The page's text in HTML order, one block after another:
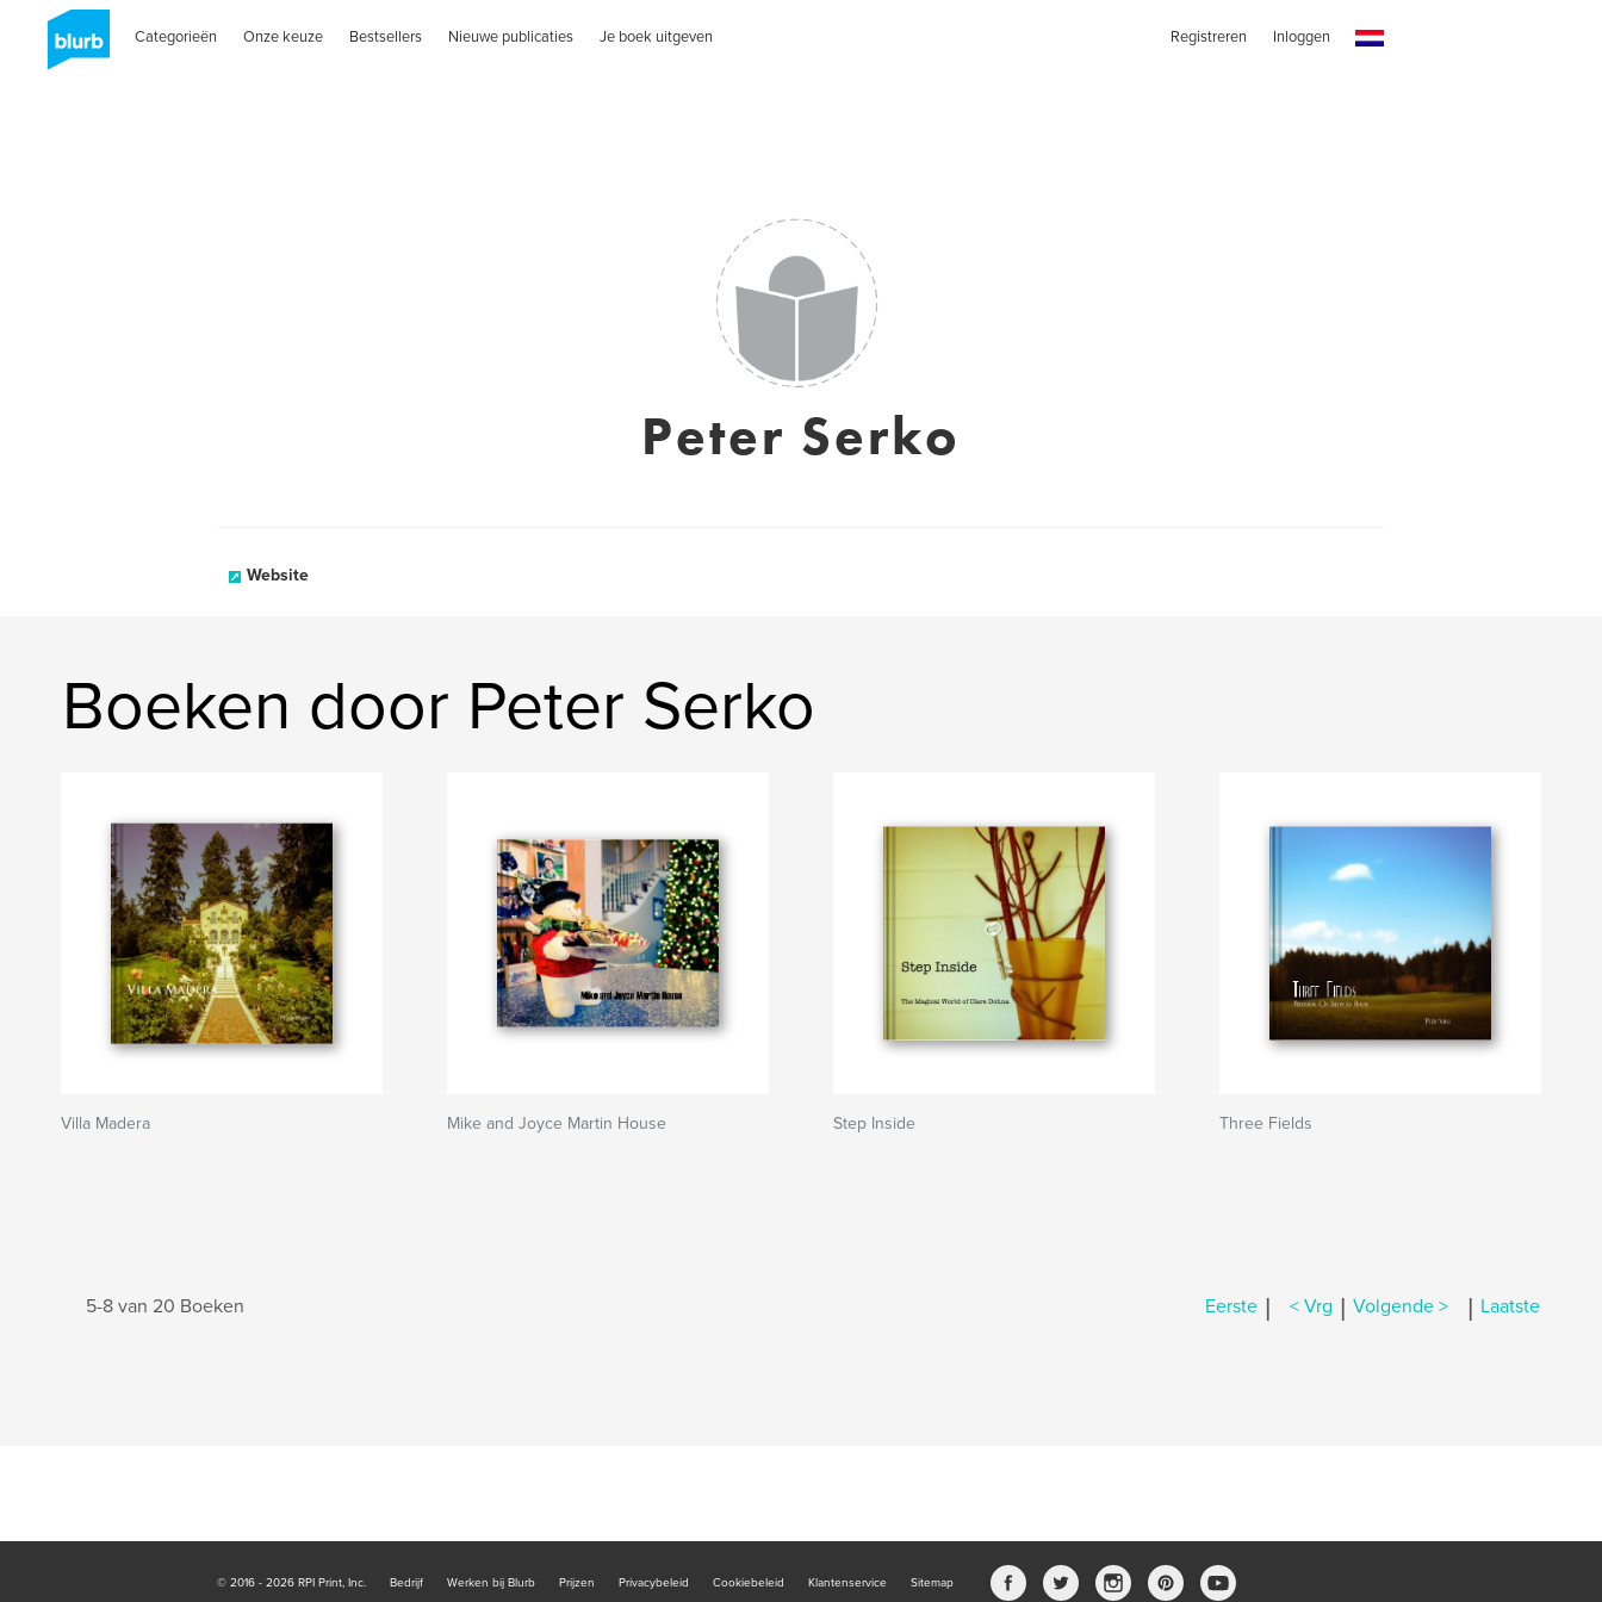
Categorieën Onze keuze Bestsellers Nieuwe publicaties Je boek uitgeven Registreren Inloggen
Peter Serko
Website
Boeken door Peter Serko
Villa Madera Mike and Joyce Martin House Step Inside Three Fields
5-8 van 20 Boeken Eerste | < Vrg | Volgende > | Laatste
© 2016 - 2026 RPI Print, Inc. Bedrijf Werken bij Blurb Prijzen Privacybeleid Cookiebeleid Klantenservice Sitemap